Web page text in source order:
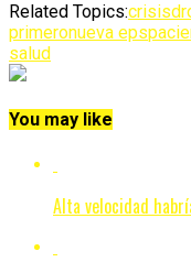
Related Topics:crisis
primeronueva eps
salud
You may like
Alta velocidad